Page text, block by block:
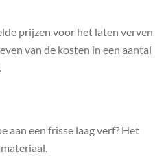
prijzen voor het laten verven
van de kosten in een aantal
aan een frisse laag verf? Het